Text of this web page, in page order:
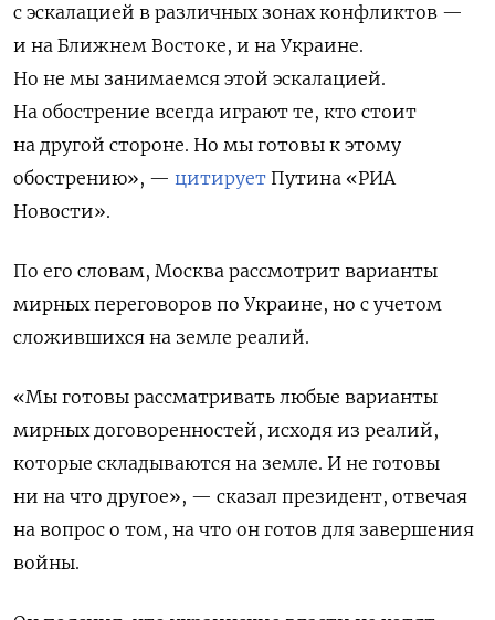
с эскалацией в различных зонах конфликтов —
и на Ближнем Востоке, и на Украине.
Но не мы занимаемся этой эскалацией.
На обострение всегда играют те, кто стоит
на другой стороне. Но мы готовы к этому
обострению», — цитирует Путина «РИА
Новости».
По его словам, Москва рассмотрит варианты
мирных переговоров по Украине, но с учетом
сложившихся на земле реалий.
«Мы готовы рассматривать любые варианты
мирных договоренностей, исходя из реалий,
которые складываются на земле. И не готовы
ни на что другое», — сказал президент, отвечая
на вопрос о том, на что он готов для завершения
войны.